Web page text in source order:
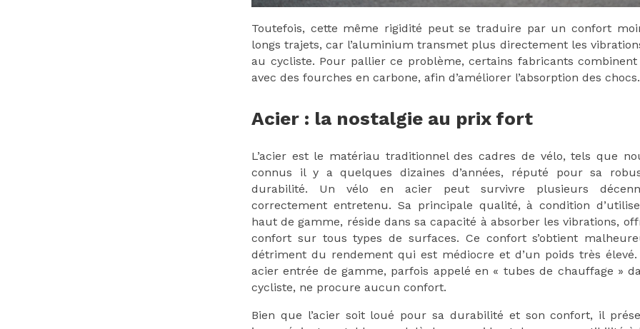
Toutefois, cette même rigidité peut se traduire par un confort
longs trajets, car l’aluminium transmet plus directement les
au cycliste. Pour pallier ce problème, certains fabricants combinent
avec des fourches en carbone, afin d’améliorer l’absorption des chocs.
Acier : la nostalgie au prix fort
L’acier est le matériau traditionnel des cadres de vélo, tels que
connus il y a quelques dizaines d’années, réputé pour sa
durabilité. Un vélo en acier peut survivre plusieurs
correctement entretenu. Sa principale qualité, à condition
haut de gamme, réside dans sa capacité à absorber les vibrations,
confort sur tous types de surfaces. Ce confort s’obtient
détriment du rendement qui est médiocre et d’un poids très
acier entrée de gamme, parfois appelé en « tubes de chauffage »
cycliste, ne procure aucun confort.
Bien que l’acier soit loué pour sa durabilité et son confort, il